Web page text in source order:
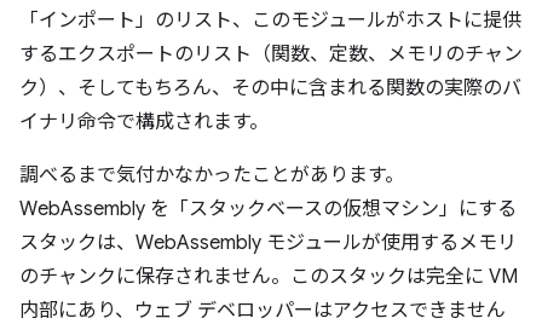
「インポート」のリスト、このモジュールがホストに提供
するエクスポートのリスト（関数、定数、メモリのチャン
ク）、そしてもちろん、その中に含まれる関数の実際のバ
イナリ命令で構成されます。
調べるまで気付かなかったことがあります。
WebAssembly を「スタックベースの仮想マシン」にする
スタックは、WebAssembly モジュールが使用するメモリ
のチャンクに保存されません。このスタックは完全に VM
内部にあり、ウェブ デベロッパーはアクセスできません